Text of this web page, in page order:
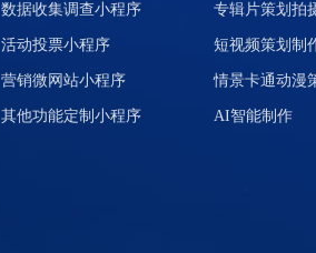
数据收集调查小程序
活动投票小程序
营销微网站小程序
其他功能定制小程序
专辑片策划拍
短视频策划制
情景卡通动漫
AI智能制作